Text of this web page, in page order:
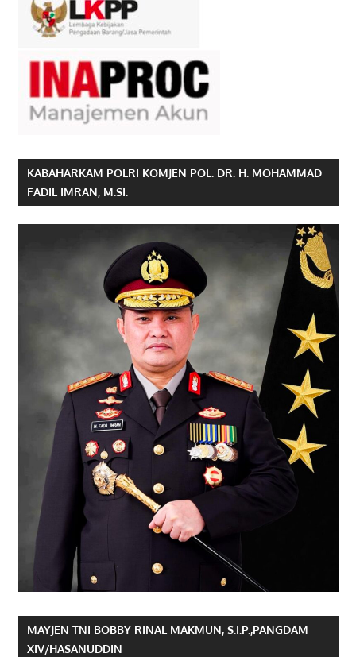
KABAHARKAM POLRI KOMJEN POL. DR. H. MOHAMMAD
FADIL IMRAN, M.SI.
MAYJEN TNI BOBBY RINAL MAKMUN, S.I.P.,PANGDAM
XIV/HASANUDDIN